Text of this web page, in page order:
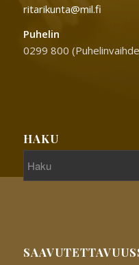
ritarikunta@mil.fi
Puhelin
0299 800
HAKU